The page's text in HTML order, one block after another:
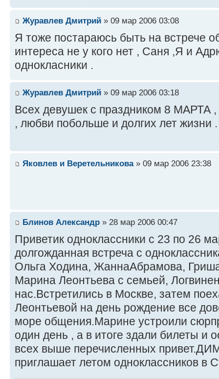
Журавлев Дмитрий » 09 мар 2006 03:08
Я тоже постараюсь быть на встрече
интереса не у кого нет , Саня ,Я и
однокласники .
Журавлев Дмитрий » 09 мар 2006 03:18
Всех девушек с праздником 8 МАРТА
, любви побольше и долгих лет жизни .
Яковлев и Веретельникова» 09 мар 2006 23:38
Блинов Александр » 28 мар 2006 00:47
Приветик одноклассники с 23 по 26
долгожданная встреча с
Ольга Ходина, ЖаннаАбрамова,
Марина Леонтьева с семьей,
нас.Встретились в Москве, затем
Леонтьевой на день рождение все
море общения.Марине устроили
один день , а в итоге здали билеты и
всех выше перечисленных
приглашает летом одноклассников в